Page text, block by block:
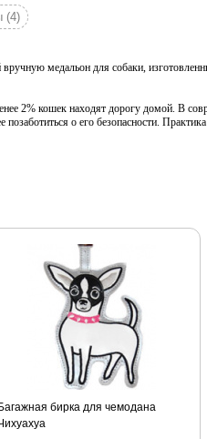
(4)
медальон для собаки,
2% кошек находят дорогу домой. В
позаботиться о его безопасности.
Багажная бирка для чемодана